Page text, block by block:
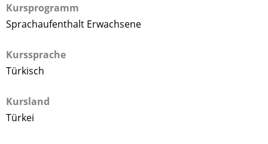
Kursprogramm
Sprachaufenthalt Erwachsene
Kurssprache
Türkisch
Kursland
Türkei